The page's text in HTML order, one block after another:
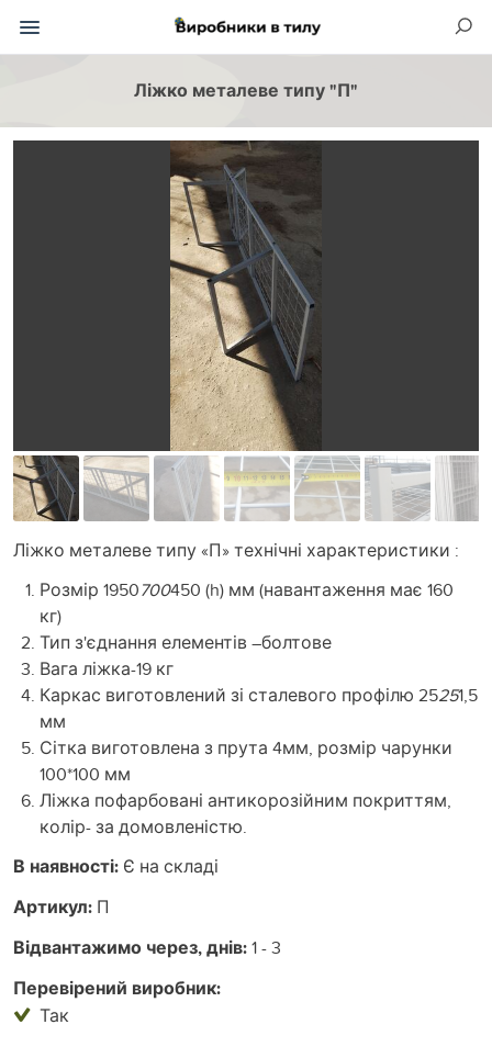
Ліжко металеве типу "П"
Ліжко металеве типу «П» технічні характеристики :
Розмір 1950700450 (h) мм (навантаження має 160
кг)
Тип з'єднання елементів –болтове
Вага ліжка-19 кг
Каркас виготовлений зі сталевого профілю 25251,5
мм
Сітка виготовлена з прута 4мм, розмір чарунки
100*100 мм
Ліжка пофарбовані антикорозійним покриттям,
колір- за домовленістю.
В наявності: Є на складі
Артикул: П
Відвантажимо через, днів:1 - 3
Перевірений виробник:
Так